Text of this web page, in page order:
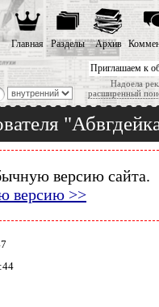
Приглашаем к
Надоела
расширенный
Главная Разделы Архив
версию сайта.
версию >>